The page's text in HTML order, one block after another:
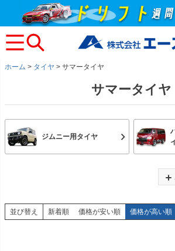
ホーム タイヤ サマータイヤ
サマータイヤ
ジムニー用タイヤ
並び替え 新着順 価格が安い順 価格が高い順